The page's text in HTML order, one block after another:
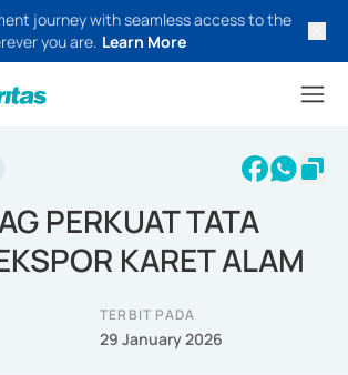
journey with seamless access to the
you are. Learn More
PERKUAT TATA
KARET ALAM
TERBIT PADA
29 January 2026